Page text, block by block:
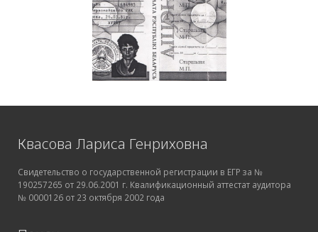
Квасова Лариса Генриховна
Свидетельство о государственной регистрации в ЕГР за №
190257265 от 29.06.2001 г. Квалификационный аттестат аудитора
№ 0000126 от 23 октября 2002 года